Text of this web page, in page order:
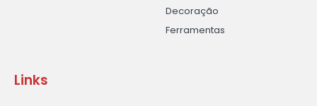
Decoração
Ferramentas
Links